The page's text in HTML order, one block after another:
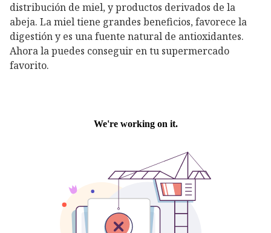
distribución de miel, y productos derivados de la
abeja. La miel tiene grandes beneficios, favorece la
digestión y es una fuente natural de antioxidantes.
Ahora la puedes conseguir en tu supermercado
favorito.